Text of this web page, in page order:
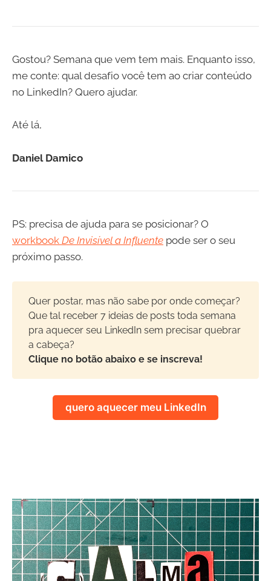
Gostou? Semana que vem tem mais. Enquanto isso,
me conte: qual desafio você tem ao criar conteúdo
no LinkedIn? Quero ajudar.
Até lá,
Daniel Damico
PS: precisa de ajuda para se posicionar? O
workbook De Invisível a Influente pode ser o seu
próximo passo.
Quer postar, mas não sabe por onde começar?
Que tal receber 7 ideias de posts toda semana
pra aquecer seu LinkedIn sem precisar quebrar
a cabeça?
Clique no botão abaixo e se inscreva!
quero aquecer meu LinkedIn